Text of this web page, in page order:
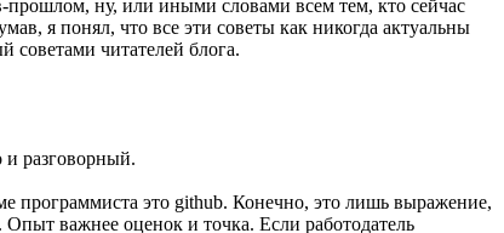
прошлом, ну, или иными словами всем тем, кто сейчас
я понял, что все эти советы как никогда актуальны
советами читателей блога.
разговорный.
программиста это github. Конечно, это лишь выражение,
важнее оценок и точка. Если работодатель